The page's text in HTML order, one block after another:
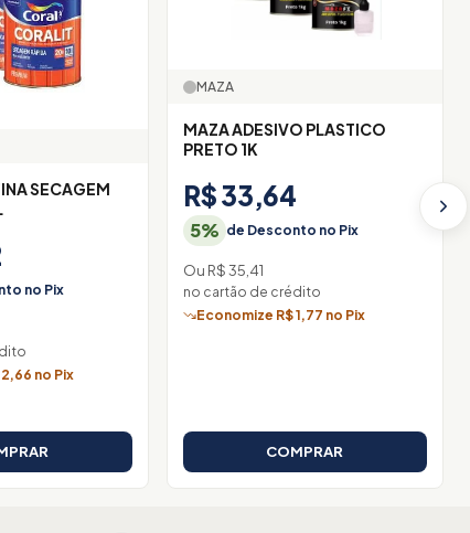
SECAGEM
no Pix
no Pix
MAZA
MAZA ADESIVO PLASTICO
PRETO 1K
R$ 33,64
5% de Desconto no Pix
Ou R$ 35,41
no cartão de crédito
Economize R$ 1,77 no Pix
COMPRAR